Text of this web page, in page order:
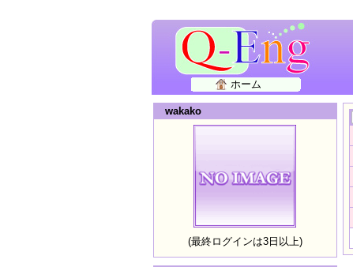
ホーム
wakako
(最終ログインは3日以上)